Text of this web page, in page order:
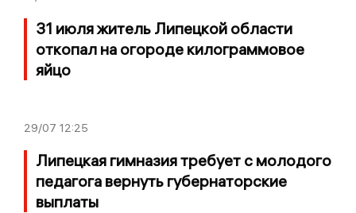
31 июля житель Липецкой области
откопал на огороде килограммовое
яйцо
29/07 12:25
Липецкая гимназия требует с молодого
педагога вернуть губернаторские
выплаты